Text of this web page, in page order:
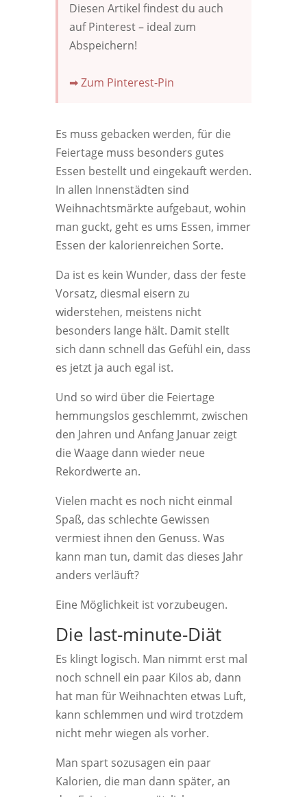
Diesen Artikel findest du auch
auf Pinterest – ideal zum
Abspeichern!
➡ Zum Pinterest-Pin
Es muss gebacken werden, für die
Feiertage muss besonders gutes
Essen bestellt und eingekauft werden.
In allen Innenstädten sind
Weihnachtsmärkte aufgebaut, wohin
man guckt, geht es ums Essen, immer
Essen der kalorienreichen Sorte.
Da ist es kein Wunder, dass der feste
Vorsatz, diesmal eisern zu
widerstehen, meistens nicht
besonders lange hält. Damit stellt
sich dann schnell das Gefühl ein, dass
es jetzt ja auch egal ist.
Und so wird über die Feiertage
hemmungslos geschlemmt, zwischen
den Jahren und Anfang Januar zeigt
die Waage dann wieder neue
Rekordwerte an.
Vielen macht es noch nicht einmal
Spaß, das schlechte Gewissen
vermiest ihnen den Genuss. Was
kann man tun, damit das dieses Jahr
anders verläuft?
Eine Möglichkeit ist vorzubeugen.
Die last-minute-Diät
Es klingt logisch. Man nimmt erst mal
noch schnell ein paar Kilos ab, dann
hat man für Weihnachten etwas Luft,
kann schlemmen und wird trotzdem
nicht mehr wiegen als vorher.
Man spart sozusagen ein paar
Kalorien, die man dann später, an